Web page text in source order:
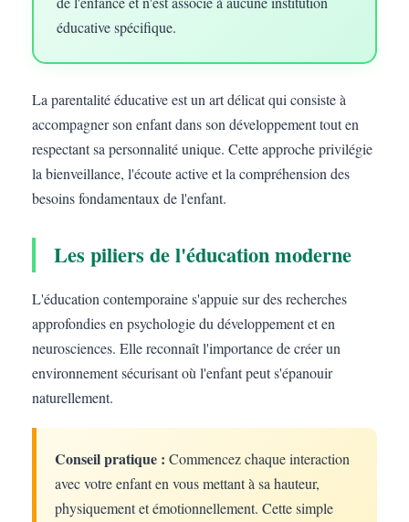
éducative spécifique.
La parentalité éducative est un art délicat qui consiste à
accompagner son enfant dans son développement tout en
respectant sa personnalité unique. Cette approche privilégie
la bienveillance, l'écoute active et la compréhension des
besoins fondamentaux de l'enfant.
Les piliers de l'éducation moderne
L'éducation contemporaine s'appuie sur des recherches
approfondies en psychologie du développement et en
neurosciences. Elle reconnaît l'importance de créer un
environnement sécurisant où l'enfant peut s'épanouir
naturellement.
Conseil pratique : Commencez chaque interaction
avec votre enfant en vous mettant à sa hauteur,
physiquement et émotionnellement. Cette simple